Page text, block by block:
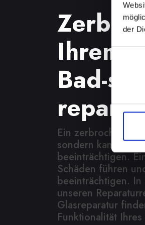
der
Ihrem
Bad-
Ein zerbrochenes
sondern kann
beeinträchtigen.
Schäden führen
beeinträchtigen. In
unseren
Glasreparatur
Funktionalität